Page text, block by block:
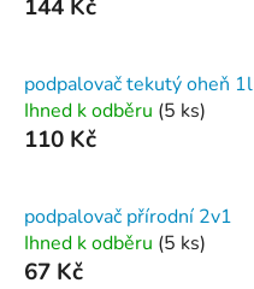
144 Kč
podpalovač tekutý oheň 1l
Ihned k odběru (5 ks)
110 Kč
podpalovač přírodní 2v1
Ihned k odběru (5 ks)
67 Kč